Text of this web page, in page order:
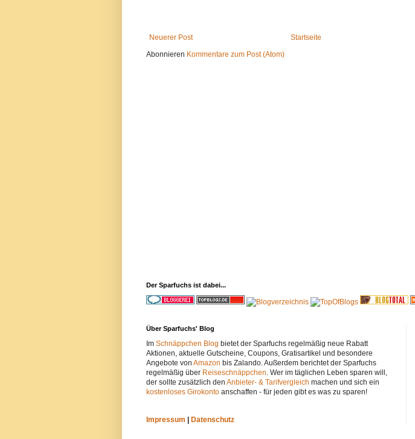
Neuerer Post
Startseite
Abonnieren Kommentare zum Post (Atom)
Der Sparfuchs ist dabei...
Über Sparfuchs' Blog
Im Schnäppchen Blog bietet der Sparfuchs regelmäßig neue Rabatt
Aktionen, aktuelle Gutscheine, Coupons, Gratisartikel und besondere
Angebote von Amazon bis Zalando. Außerdem berichtet der Sparfuchs
regelmäßig über Reiseschnäppchen. Wer im täglichen Leben sparen will,
der sollte zusätzlich den Anbieter- & Tarifvergleich machen und sich ein
kostenloses Girokonto anschaffen - für jeden gibt es was zu sparen!
Impressum Datenschutz